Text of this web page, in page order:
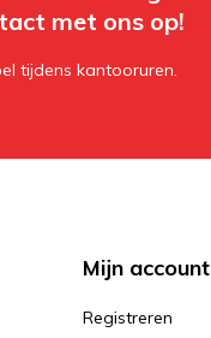
met ons op!
tijdens kantooruren.
Mijn account
Registreren